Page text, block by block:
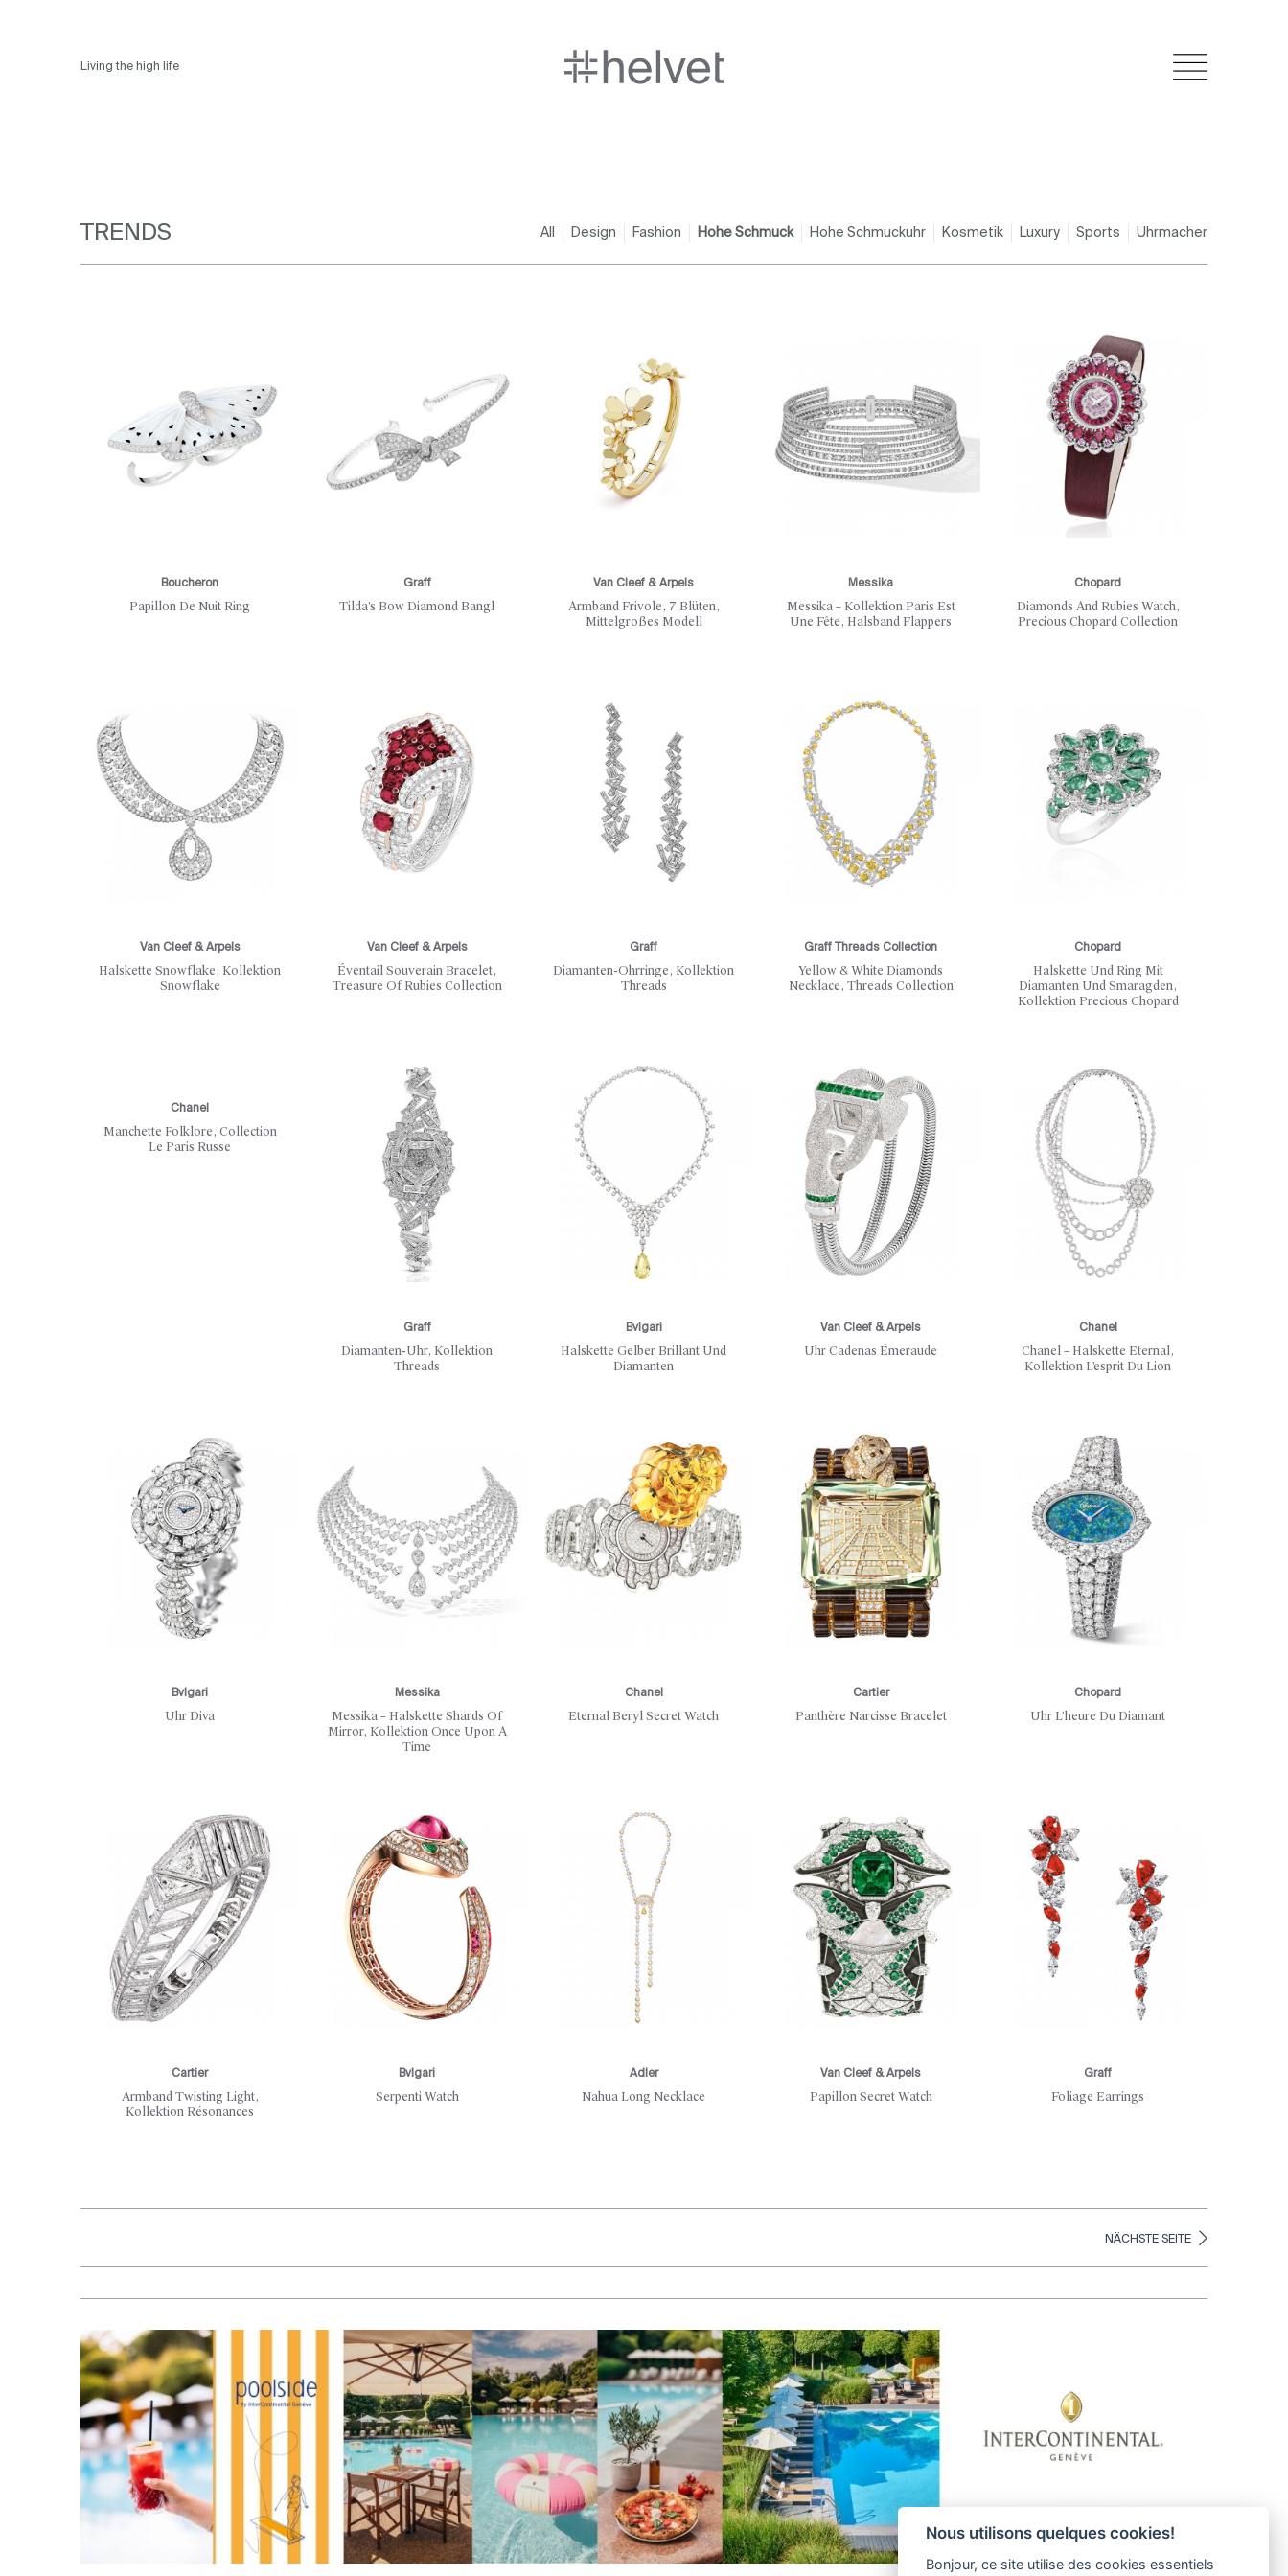
Living the high life
TRENDS All Design Fashion Hohe Schmuck Hohe Schmuckuhr Kosmetik Luxury Sports Uhrmacher
Boucheron
Papillon De Nuit Ring
Graff
Tilda’s Bow Diamond Bangl
Van Cleef & Arpels
Armband Frivole, 7 Blüten,
Mittelgroßes Modell
Messika
Messika – Kollektion Paris Est
Une Fête, Halsband Flappers
Chopard
Diamonds And Rubies Watch,
Precious Chopard Collection
Van Cleef & Arpels
Halskette Snowflake, Kollektion
Snowflake
Van Cleef & Arpels
Éventail Souverain Bracelet,
Treasure Of Rubies Collection
Graff
Diamanten-Ohrringe, Kollektion
Threads
Graff Threads Collection
Yellow & White Diamonds
Necklace, Threads Collection
Chopard
Halskette Und Ring Mit
Diamanten Und Smaragden,
Kollektion Precious Chopard
Chanel
Manchette Folklore, Collection
Le Paris Russe
Graff
Diamanten-Uhr, Kollektion
Threads
Bvlgari
Halskette Gelber Brillant Und
Diamanten
Van Cleef & Arpels
Uhr Cadenas Émeraude
Chanel
Chanel – Halskette Eternal,
Kollektion L’esprit Du Lion
Bvlgari
Uhr Diva
Messika
Messika – Halskette Shards Of
Mirror, Kollektion Once Upon A
Time
Chanel
Eternal Beryl Secret Watch
Cartier
Panthère Narcisse Bracelet
Chopard
Uhr L’heure Du Diamant
Cartier
Armband Twisting Light,
Kollektion Résonances
Bvlgari
Serpenti Watch
Adler
Nahua Long Necklace
Van Cleef & Arpels
Papillon Secret Watch
Graff
Foliage Earrings
NÄCHSTE SEITE
Nous utilisons quelques cookies!
Bonjour, ce site utilise des cookies essentiels